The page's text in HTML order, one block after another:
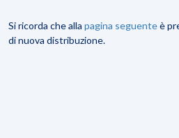
Si ricorda che alla pagina seguenteè
di nuova distribuzione.